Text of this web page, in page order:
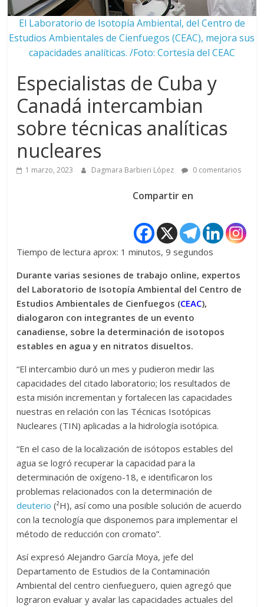
El Laboratorio de Isotopía Ambiental, del Centro de
Estudios Ambientales de Cienfuegos (CEAC), mejora sus
capacidades analíticas. /Foto: Cortesía del CEAC
Especialistas de Cuba y
Canadá intercambian
sobre técnicas analíticas
nucleares
1 marzo, 2023 Dagmara Barbieri López 0 comentarios
Compartir en
Tiempo de lectura aprox: 1 minutos, 9 segundos
Durante varias sesiones de trabajo online, expertos
del Laboratorio de Isotopía Ambiental del Centro de
Estudios Ambientales de Cienfuegos (CEAC),
dialogaron con integrantes de un evento
canadiense, sobre la determinación de isotopos
estables en agua y en nitratos disueltos.
“El intercambio duró un mes y pudieron medir las
capacidades del citado laboratorio; los resultados de
esta misión incrementan y fortalecen las capacidades
nuestras en relación con las Técnicas Isotópicas
Nucleares (TIN) aplicadas a la hidrología isotópica.
“En el caso de la localización de isótopos estables del
agua se logró recuperar la capacidad para la
determinación de oxígeno-18, e identificaron los
problemas relacionados con la determinación de
deuterio (²H), así como una posible solución de acuerdo
con la tecnología que disponemos para implementar el
método de reducción con cromato”.
Así expresó Alejandro García Moya, jefe del
Departamento de Estudios de la Contaminación
Ambiental del centro cienfueguero, quien agregó que
lograron evaluar y avalar las capacidades actuales del